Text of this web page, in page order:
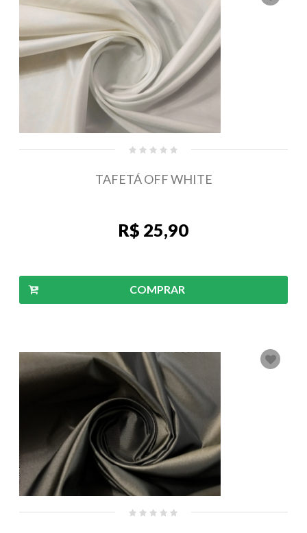
TAFETÁ OFF WHITE
R$ 25,90
COMPRAR